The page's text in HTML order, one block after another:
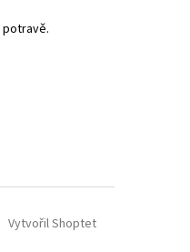
Vytvořil Shoptet